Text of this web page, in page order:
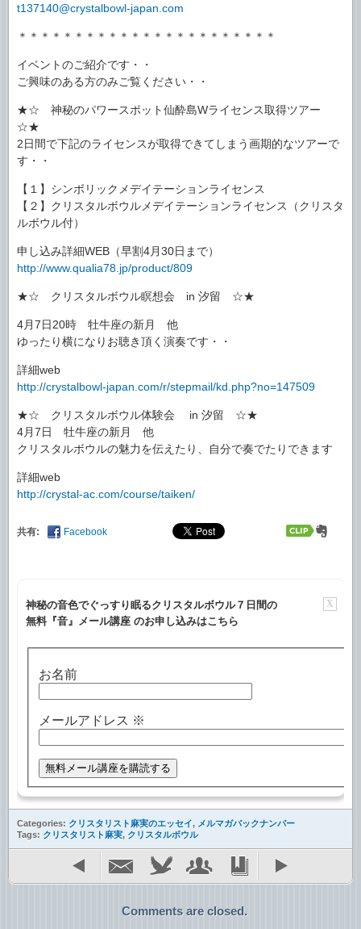
t137140@crystalbowl-japan.com
＊＊＊＊＊＊＊＊＊＊＊＊＊＊＊＊＊＊＊＊＊＊＊
イベントのご紹介です・・
ご興味のある方のみご覧ください・・
★☆ 神秘のパワースポット仙酔島Wライセンス取得ツアー
☆★
2日間で下記のライセンスが取得できてしまう画期的なツアーで
す・・
【１】シンボリックメデイテーションライセンス
【２】クリスタルボウルメデイテーションライセンス（クリスタ
ルボウル付）
申し込み詳細WEB（早割4月30日まで）
http://www.qualia78.jp/product/809
★☆ クリスタルボウル瞑想会 in 汐留 ☆★
4月7日20時 牡牛座の新月 他
ゆったり横になりお聴き頂く演奏です・・
詳細web
http://crystalbowl-japan.com/r/stepmail/kd.php?no=147509
★☆ クリスタルボウル体験会 in 汐留 ☆★
4月7日 牡牛座の新月 他
クリスタルボウルの魅力を伝えたり、自分で奏でたりできます
詳細web
http://crystal-ac.com/course/taiken/
共有: Facebook
X
神秘の音色でぐっすり眠るクリスタルボウル７日間の
無料『音』メール講座 のお申し込みはこちら
お名前
メールアドレス ※
Categories: クリスタリスト麻実のエッセイ, メルマガバックナンバー
Tags: クリスタリスト麻実, クリスタルボウル
Comments are closed.